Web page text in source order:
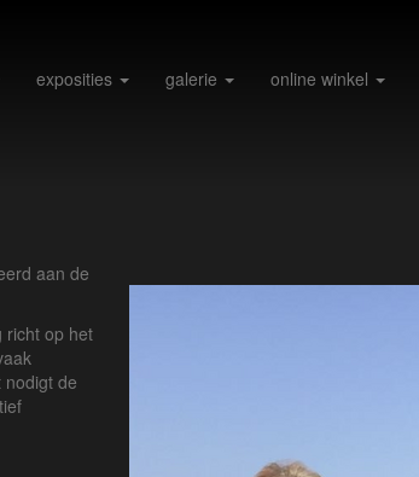
exposities galerie online winkel
aan de
richt op het
de